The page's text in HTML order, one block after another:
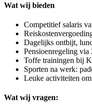
Wat wij bieden
Competitief salaris
Dagelijks ontbijt,
Pensioenregeling via
Toffe trainingen bij
Sporten na werk:
Leuke activiteiten
Wat wij vragen: